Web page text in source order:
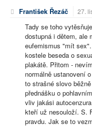
František Řezáč 27.
Tady se toho
dostupná i dětem, ale
eufemismus "mít
kostele beseda o
plakátě. Přitom -
normálně ustanovení
to strašné slovo
přednášku o
vliv jakási
kteří už nesouloží. S.
pravdu. Jak se to